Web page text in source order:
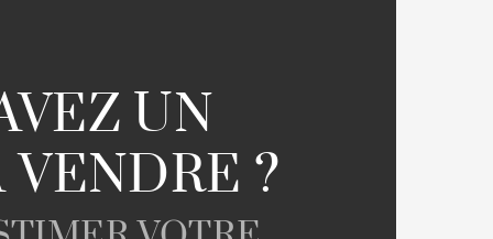
UN
?